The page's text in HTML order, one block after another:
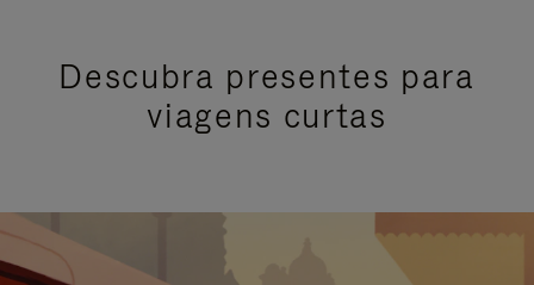
Descubra presentes para
viagens curtas